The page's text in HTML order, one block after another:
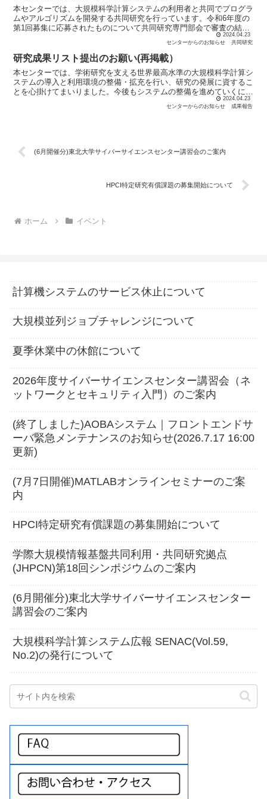
本センターでは、大規模科学計算システムの利用者と共同でプログラ
ムやアルゴリズムを開発する共同研究を行っています。令和6年度の
第1回募集に応募されたものについて共同研究専門部会で審査の結
果、14件が採択されましたのでお知らせします。詳細は以下...2024.04.23
センターからのお知らせ
共同研究
研究成果リスト提出のお願い(再掲載）
本センターでは、学術研究を支える世界最高水準の大規模科学計算シ
ステムの導入と利用環境の整備・拡充を行い、研究の発展に資するこ
とを心掛けてまいりました。今後もシステムの整備を進めていくに
は、大規模科学計算システムが多くの研究分野で必要不可欠で...2024.04.23
センターからのお知らせ
成果報告
(6月開催分)東北大学サイバーサイエンスセンター講習会のご案内
HPCI特定研究有償課題の募集開始について
ホーム イベント
計算機システムのサービス休止について
大規模並列ジョブチャレンジについて
夏季休業中の休館について
2026年度サイバーサイエンスセンター講習会（ネ
ットワークとセキュリティ入門）のご案内
(終了しました)AOBAシステム｜フロントエンドサ
ーバ緊急メンテナンスのお知らせ(2026.7.17 16:00
更新)
(7月7日開催)MATLABオンラインセミナーのご案
内
HPCI特定研究有償課題の募集開始について
学際大規模情報基盤共同利用・共同研究拠点
(JHPCN)第18回シンポジウムのご案内
(6月開催分)東北大学サイバーサイエンスセンター
講習会のご案内
大規模科学計算システム広報 SENAC(Vol.59,
No.2)の発行について